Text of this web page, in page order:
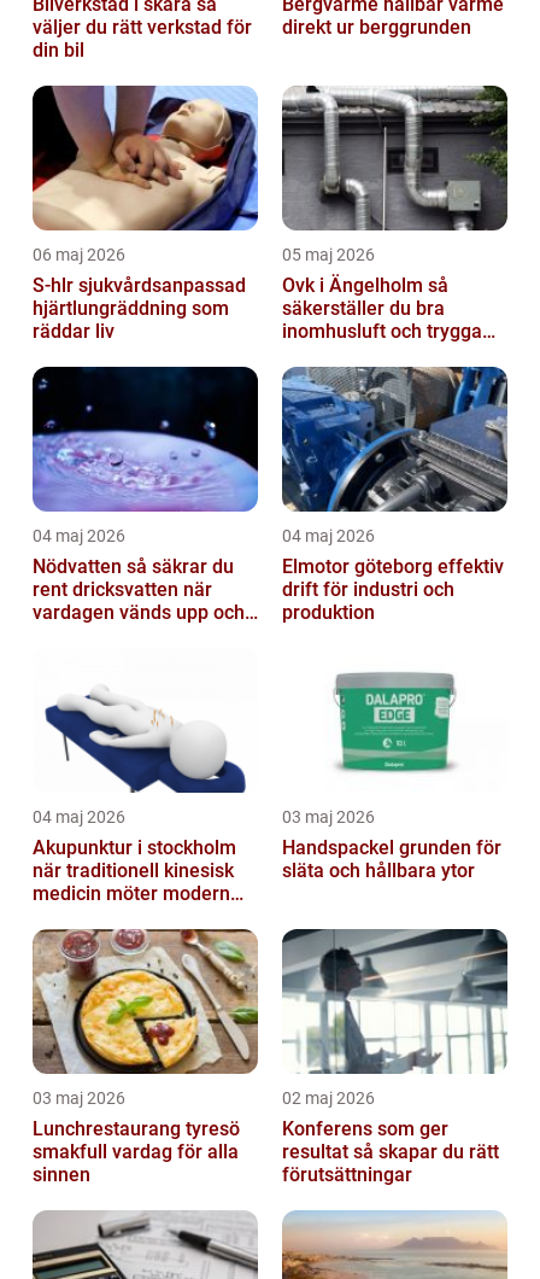
väljer du rätt verkstad för
din bil
direkt ur berggrunden
06 maj 2026
S-hlr sjukvårdsanpassad
hjärtlungräddning som
räddar liv
05 maj 2026
Ovk i Ängelholm så
säkerställer du bra
inomhusluft och trygga
04 maj 2026
Nödvatten så säkrar du
rent dricksvatten när
vardagen vänds upp och
04 maj 2026
Elmotor göteborg effektiv
drift för industri och
produktion
04 maj 2026
Akupunktur i stockholm
när traditionell kinesisk
medicin möter modern
03 maj 2026
Handspackel grunden för
släta och hållbara ytor
03 maj 2026
Lunchrestaurang tyresö
smakfull vardag för alla
sinnen
02 maj 2026
Konferens som ger
resultat så skapar du rätt
förutsättningar